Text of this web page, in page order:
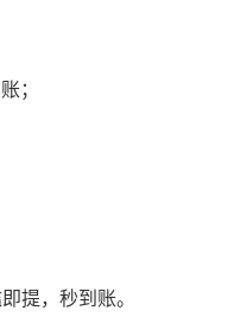
；
提，秒到账。